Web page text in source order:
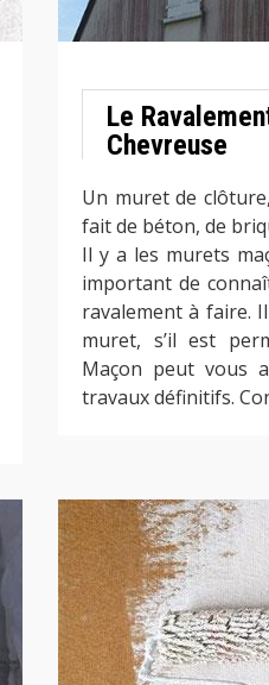
Le
Chevreuse
Un muret de
fait de béton, de
Il y a les murets
important de
ravalement à faire.
muret, s’il est
Maçon peut vous
travaux définitifs.